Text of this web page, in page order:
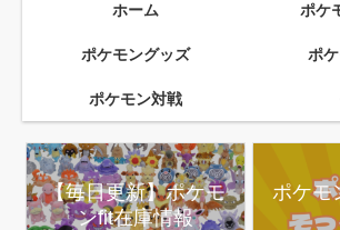
ホーム ポケ
ポケモングッズ ポ
ポケモン対戦
【毎日更新】ポケモ
ンfit在庫情報
ポケモ